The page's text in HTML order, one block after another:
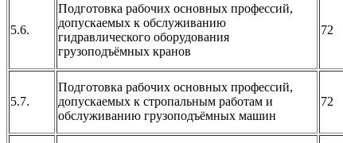
5.6.
Подготовка рабочих основных профессий,
допускаемых к обслуживанию
гидравлического оборудования
грузоподъёмных кранов
72
5.7.
Подготовка рабочих основных профессий,
допускаемых к стропальным работам и
обслуживанию грузоподъёмных машин
72